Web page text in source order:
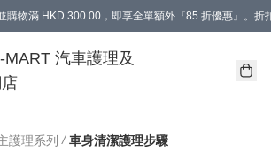
購物滿 HKD 300.00，即享全單額外『85 折優惠』。
400.00，即可獲贈【德國LIQUI MOLY 汽車風口香
MART 汽車護理及
護理系列 / 車身清潔護理步驟